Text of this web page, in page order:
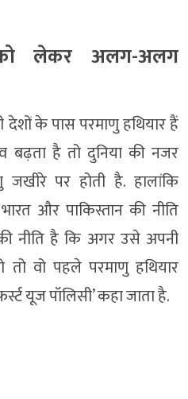
को लेकर अलग-अलग
देशों के पास परमाणु हथियार हैं
है तो दुनिया की नजर
जखीरे पर होती है. हालांकि
और पाकिस्तान की नीति
नीति है कि अगर उसे अपनी
वो पहले परमाणु हथियार
यूज पॉलिसी’ कहा जाता है.